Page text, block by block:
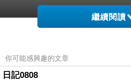
繼續閱讀
你可能感興趣的文章
日記0808